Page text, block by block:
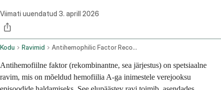
Viimati uuendatud 3. aprill 2026
Kodu Ravimid Antihemophilic Factor Recombinant Porcine Sequence Intravenous Route
Antihemofiilne faktor (rekombinantne, sea järjestus) on spetsiaalne
ravim, mis on mõeldud hemofiilia A-ga inimestele verejooksu